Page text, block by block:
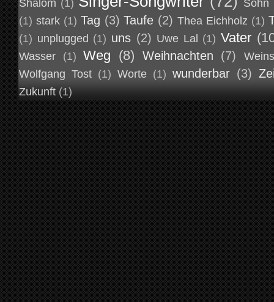
Shalom (1) Sohn
(1) stark (1) Tag (3) Taufe (2) Thea Eichholz (1)
(1) unplugged (1) uns (2) Uwe Lal (1) Vater
Wasser (1) Weg (8) Weihnachten (7)
Wolfgang Tost (1) Worte (1) wunderbar (3)
Zukunft (1)